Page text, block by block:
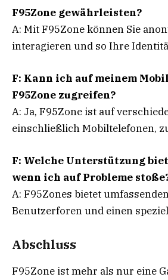
F95Zone gewährleisten?
A: Mit F95Zone können Sie
interagieren und so Ihre
F: Kann ich auf meinem
F95Zone zugreifen?
A: Ja, F95Zone ist auf
einschließlich Mobiltelefonen,
F: Welche Unterstützung
wenn ich auf Probleme
A: F95Zones bietet
Benutzerforen und einen
Abschluss
F95Zone ist mehr als nur eine